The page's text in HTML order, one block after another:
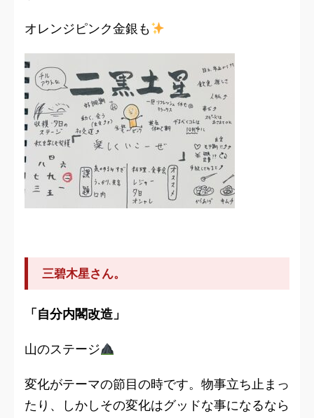
オレンジピンク金銀も
三碧木星さん。
「自分内閣改造」
山のステージ
変化がテーマの節目の時です。物事立ち止まっ
たり、しかしその変化はグッドな事になるなら